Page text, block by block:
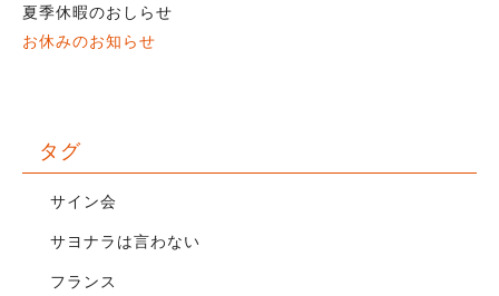
夏季休暇のおしらせ
お休みのお知らせ
タグ
サイン会
サヨナラは言わない
フランス